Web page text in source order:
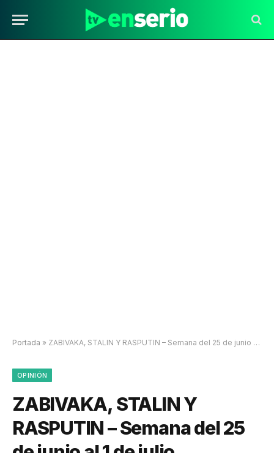
Portada » ZABIVAKA, STALIN Y RASPUTIN – Semana del 25 de junio al 1 de julio
OPINIÓN
ZABIVAKA, STALIN Y
RASPUTIN – Semana del 25